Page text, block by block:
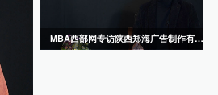
MBA西部网专访陕西郑海广告制作有限公司总经理潘正海